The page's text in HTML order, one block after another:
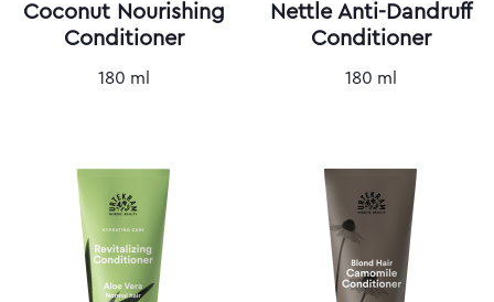
Coconut Nourishing
Conditioner
180 ml
Nettle Anti-Dandruff
Conditioner
180 ml